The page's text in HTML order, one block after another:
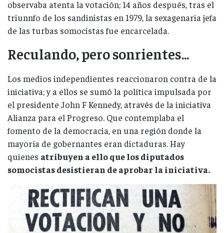
observaba atenta la votación; 14 años después, tras el
triunnfo de los sandinistas en 1979, la sexagenaria jefa
de las turbas somocistas fue encarcelada.
Reculando, pero sonrientes...
Los medios independientes reaccionaron contra de la
iniciativa; y a ellos se sumó la política impulsada por
el presidente John F Kennedy, através de la iniciativa
Alianza para el Progreso. Que contemplaba el
fomento de la democracia, en una región donde la
mayoría de gobernantes eran dictaduras. Hay
quienes atribuyen a ello que los diputados
somocistas desistieran de aprobar la iniciativa.